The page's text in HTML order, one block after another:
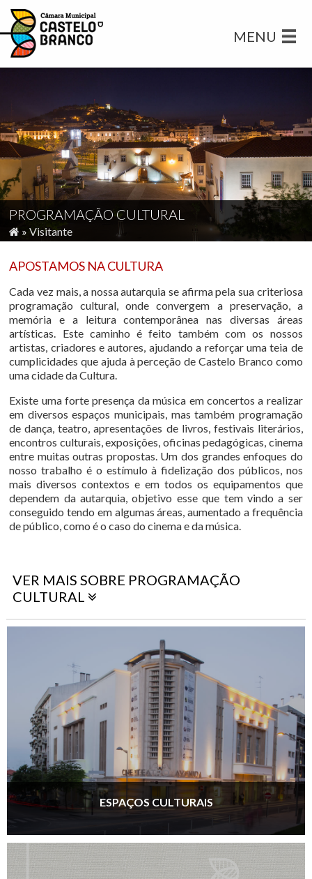
MENU
PROGRAMAÇÃO CULTURAL
» Visitante
APOSTAMOS NA CULTURA
Cada vez mais, a nossa autarquia se afirma pela sua criteriosa
programação cultural, onde convergem a preservação, a
memória e a leitura contemporânea nas diversas áreas
artísticas. Este caminho é feito também com os nossos
artistas, criadores e autores, ajudando a reforçar uma teia de
cumplicidades que ajuda à perceção de Castelo Branco como
uma cidade da Cultura.
Existe uma forte presença da música em concertos a realizar
em diversos espaços municipais, mas também programação
de dança, teatro, apresentações de livros, festivais literários,
encontros culturais, exposições, oficinas pedagógicas, cinema
entre muitas outras propostas. Um dos grandes enfoques do
nosso trabalho é o estímulo à fidelização dos públicos, nos
mais diversos contextos e em todos os equipamentos que
dependem da autarquia, objetivo esse que tem vindo a ser
conseguido tendo em algumas áreas, aumentado a frequência
de público, como é o caso do cinema e da música.
VER MAIS SOBRE PROGRAMAÇÃO
CULTURAL
ESPAÇOS CULTURAIS